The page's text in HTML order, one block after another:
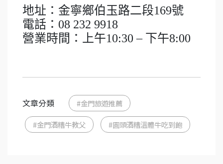
地址：金寧鄉伯玉路二段169號
電話：08 232 9918
營業時間：上午10:30 – 下午8:00
文章分類 #金門旅遊推薦
#金門酒糟牛教父 #圓頭酒糟溫體牛吃到飽